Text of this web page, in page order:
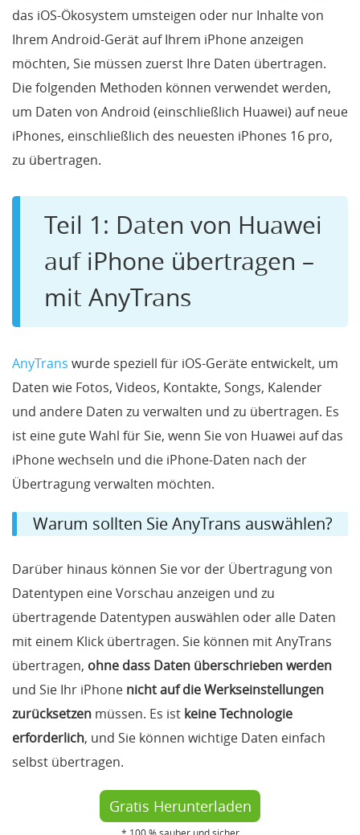
das iOS-Ökosystem umsteigen oder nur Inhalte von
Ihrem Android-Gerät auf Ihrem iPhone anzeigen
möchten, Sie müssen zuerst Ihre Daten übertragen.
Die folgenden Methoden können verwendet werden,
um Daten von Android (einschließlich Huawei) auf neue
iPhones, einschließlich des neuesten iPhones 16 pro,
zu übertragen.
Teil 1: Daten von Huawei
auf iPhone übertragen –
mit AnyTrans
AnyTrans wurde speziell für iOS-Geräte entwickelt, um
Daten wie Fotos, Videos, Kontakte, Songs, Kalender
und andere Daten zu verwalten und zu übertragen. Es
ist eine gute Wahl für Sie, wenn Sie von Huawei auf das
iPhone wechseln und die iPhone-Daten nach der
Übertragung verwalten möchten.
Warum sollten Sie AnyTrans auswählen?
Darüber hinaus können Sie vor der Übertragung von
Datentypen eine Vorschau anzeigen und zu
übertragende Datentypen auswählen oder alle Daten
mit einem Klick übertragen. Sie können mit AnyTrans
übertragen, ohne dass Daten überschrieben werden
und Sie Ihr iPhone nicht auf die Werkseinstellungen
zurücksetzen müssen. Es ist keine Technologie
erforderlich, und Sie können wichtige Daten einfach
selbst übertragen.
Gratis Herunterladen